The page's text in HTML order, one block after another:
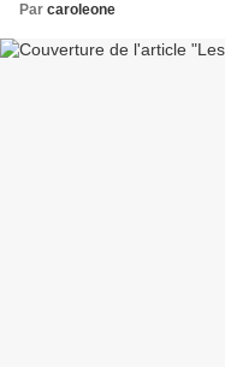
Par caroleone